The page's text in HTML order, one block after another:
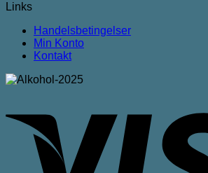
Links
Handelsbetingelser
Min Konto
Kontakt